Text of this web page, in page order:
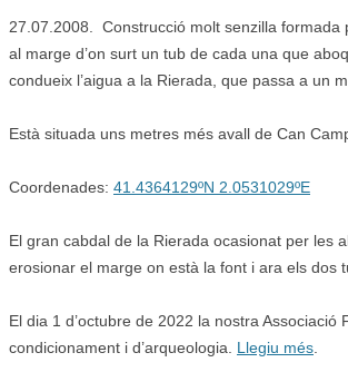
27.07.2008. Construcció molt senzilla
al marge d’on surt un tub de cada una que
condueix l’aigua a la Rierada, que passa a un
Està situada uns metres més avall de Can
Coordenades: 41.4364129ºN 2.0531029ºE
El gran cabdal de la Rierada ocasionat per les
erosionar el marge on està la font i ara els dos
El dia 1 d’octubre de 2022 la nostra
condicionament i d’arqueologia. Llegiu més